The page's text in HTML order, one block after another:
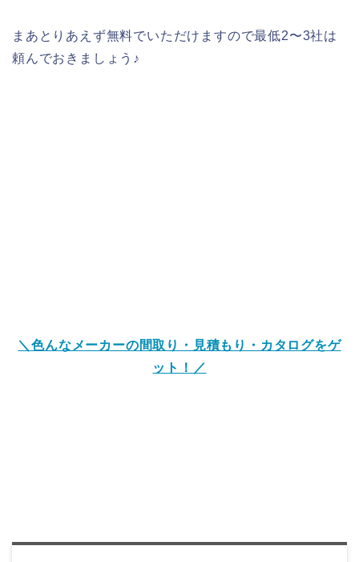
まあとりあえず無料でいただけますので最低2〜3社は
頼んでおきましょう♪
＼色んなメーカーの間取り・見積もり・カタログをゲ
ット！／